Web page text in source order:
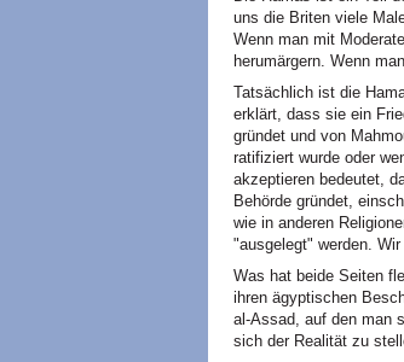
uns die Briten viele
Wenn man mit
herumärgern. Wenn
Tatsächlich ist die
erklärt, dass sie ein
gründet und von
ratifiziert wurde oder
akzeptieren bedeutet,
Behörde gründet,
wie in anderen
"ausgelegt" werden.
Was hat beide Seiten
ihren ägyptischen
al-Assad, auf den man
sich der Realität zu